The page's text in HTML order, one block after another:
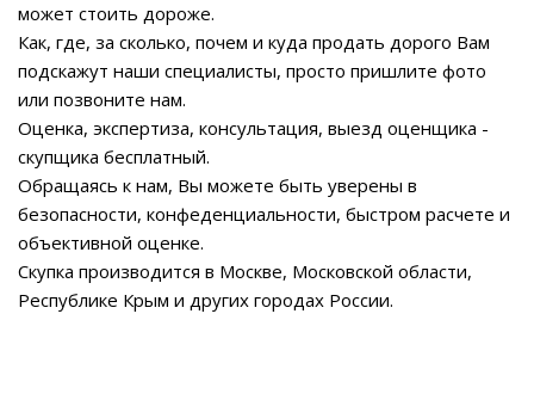
может стоить дороже.
Как, где, за сколько, почем и куда продать дорого Вам
подскажут наши специалисты, просто пришлите фото
или позвоните нам.
Оценка, экспертиза, консультация, выезд оценщика -
скупщика бесплатный.
Обращаясь к нам, Вы можете быть уверены в
безопасности, конфеденциальности, быстром расчете и
объективной оценке.
Скупка производится в Москве, Московской области,
Республике Крым и других городах России.